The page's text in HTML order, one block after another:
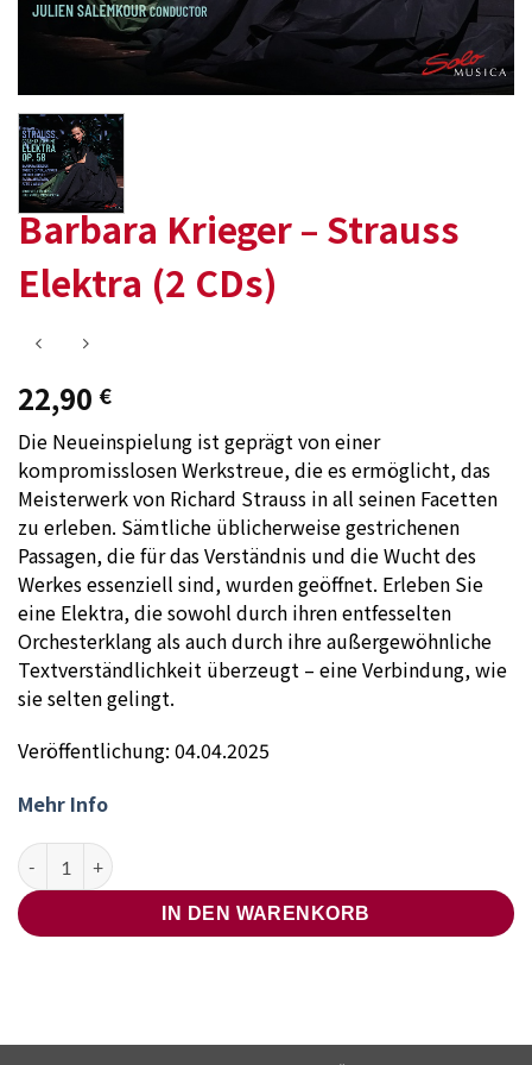
Barbara Krieger – Strauss
Elektra (2 CDs)
22,90 €
Die Neueinspielung ist geprägt von einer
kompromisslosen Werkstreue, die es ermöglicht, das
Meisterwerk von Richard Strauss in all seinen Facetten
zu erleben. Sämtliche üblicherweise gestrichenen
Passagen, die für das Verständnis und die Wucht des
Werkes essenziell sind, wurden geöffnet. Erleben Sie
eine Elektra, die sowohl durch ihren entfesselten
Orchesterklang als auch durch ihre außergewöhnliche
Textverständlichkeit überzeugt – eine Verbindung, wie
sie selten gelingt.
Veröffentlichung: 04.04.2025
Mehr Info
Barbara Krieger – Strauss Elektra (2 CDs) Menge
IN DEN WARENKORB